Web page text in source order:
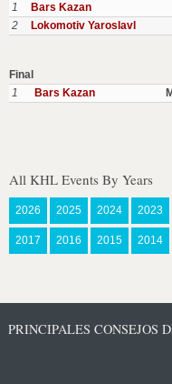
1
Bars Kazan
2
Lokomotiv Yaroslavl
Final
1
Bars Kazan
All KHL Events By Years
2026 2025 2024 2023
2017 2016 2015 2014
PRINCIPALES CONSEJOS